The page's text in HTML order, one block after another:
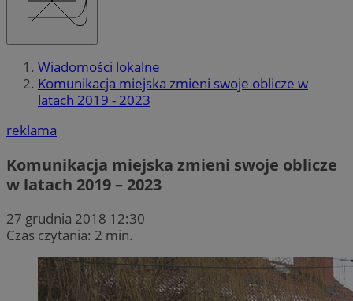
Wiadomości lokalne
Komunikacja miejska zmieni swoje oblicze w
latach 2019 - 2023
reklama
Komunikacja miejska zmieni swoje oblicze
w latach 2019 – 2023
27 grudnia 2018 12:30
Czas czytania: 2 min.